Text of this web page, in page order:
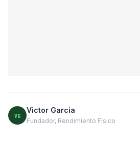
VG
Victor Garcia
Fundador, Rendimiento Físico